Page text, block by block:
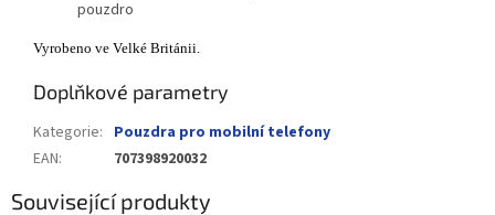
pouzdro
Vyrobeno ve Velké Británii.
Doplňkové parametry
Kategorie: Pouzdra pro mobilní telefony
EAN: 707398920032
Související produkty